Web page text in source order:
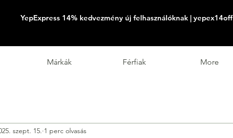
YepExpress 14% kedvezmény új felhasználóknak | yepex14off
Márkák Férfiak More
szept. 15. 1 perc olvasás